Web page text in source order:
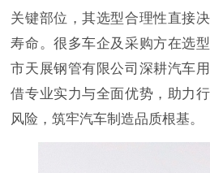
关键部位，其选型合理性直接
寿命。很多车企及采购方在选
市天展钢管有限公司深耕汽车
借专业实力与全面优势，助力
风险，筑牢汽车制造品质根基。